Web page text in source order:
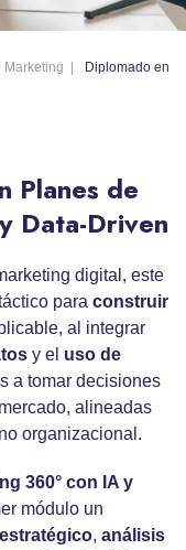
Marketing
Diplomado en
Planes de
Data-Driven
digital, este
para construir
al integrar
y el uso de
a tomar decisiones
alineadas
organizacional.
360° con IA y
módulo un
estratégico, análisis